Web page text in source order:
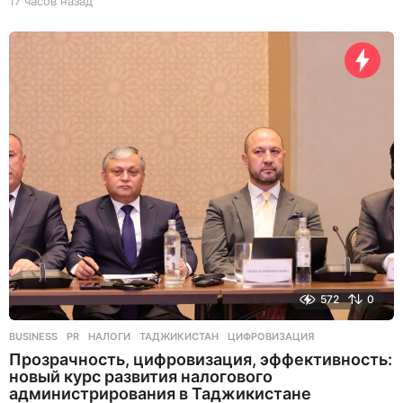
ч
572 0
BUSINESS ,PR НАЛОГИ ,ТАДЖИКИСТАН ,ЦИФРОВИЗАЦИЯ
Прозрачность, цифровизация, эффективность:
новый курс развития налогового
администрирования в Таджикистане